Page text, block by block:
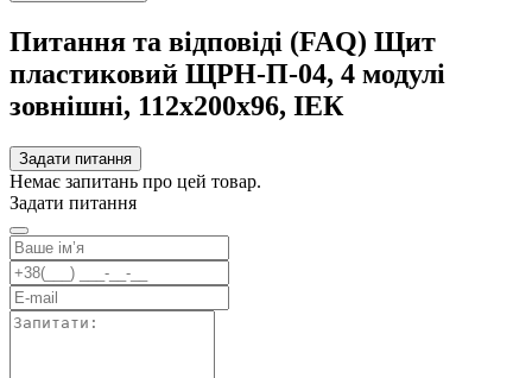
Питання та відповіді (FAQ) Щит
пластиковий ЩРН-П-04, 4 модулі
зовнішні, 112х200х96, ІЕК
Задати питання
Немає запитань про цей товар.
Задати питання